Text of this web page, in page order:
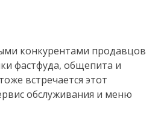
конкурентами продавцов
фастфуда, общепита и
встречается этот
обслуживания и меню